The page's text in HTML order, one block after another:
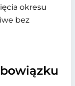
okresu
bez